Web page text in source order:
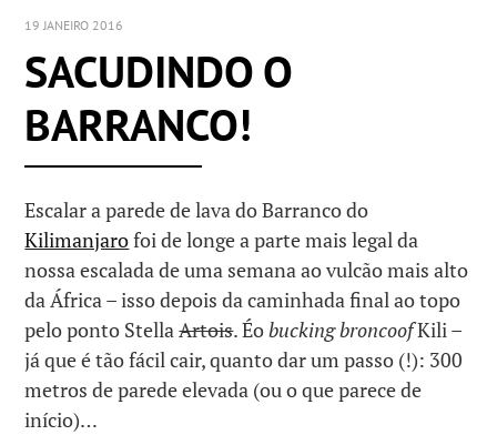
19 JANEIRO 2016
SACUDINDO O
BARRANCO!
Escalar a parede de lava do Barranco do
Kilimanjarofoi de longe a parte mais legal da
nossa escalada de uma semana ao vulcão mais alto
da África – isso depois da caminhada final ao topo
pelo ponto StellaArtois. Éobucking broncoofKili –
já que é tão fácil cair, quanto dar um passo (!): 300
metros de parede elevada (ou o que parece de
início)…